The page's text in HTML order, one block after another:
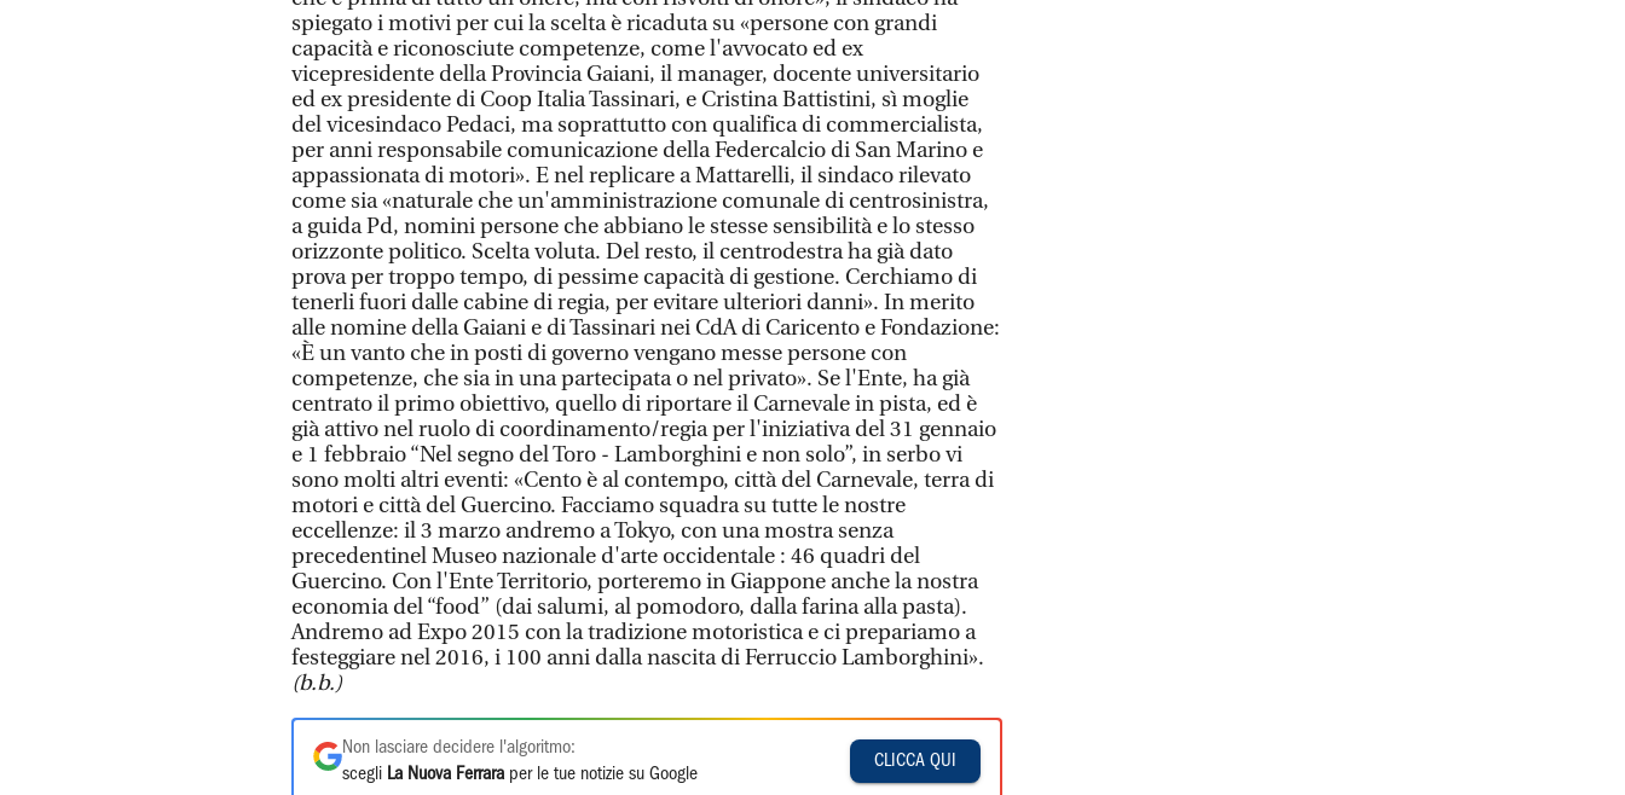
spiegato i motivi per cui la scelta è ricaduta su «persone con grandi
capacità e riconosciute competenze, come l'avvocato ed ex
vicepresidente della Provincia Gaiani, il manager, docente universitario
ed ex presidente di Coop Italia Tassinari, e Cristina Battistini, sì moglie
del vicesindaco Pedaci, ma soprattutto con qualifica di commercialista,
per anni responsabile comunicazione della Federcalcio di San Marino e
appassionata di motori». E nel replicare a Mattarelli, il sindaco rilevato
come sia «naturale che un'amministrazione comunale di centrosinistra,
a guida Pd, nomini persone che abbiano le stesse sensibilità e lo stesso
orizzonte politico. Scelta voluta. Del resto, il centrodestra ha già dato
prova per troppo tempo, di pessime capacità di gestione. Cerchiamo di
tenerli fuori dalle cabine di regia, per evitare ulteriori danni». In merito
alle nomine della Gaiani e di Tassinari nei CdA di Caricento e Fondazione:
«È un vanto che in posti di governo vengano messe persone con
competenze, che sia in una partecipata o nel privato». Se l'Ente, ha già
centrato il primo obiettivo, quello di riportare il Carnevale in pista, ed è
già attivo nel ruolo di coordinamento/regia per l'iniziativa del 31 gennaio
e 1 febbraio “Nel segno del Toro - Lamborghini e non solo”, in serbo vi
sono molti altri eventi: «Cento è al contempo, città del Carnevale, terra di
motori e città del Guercino. Facciamo squadra su tutte le nostre
eccellenze: il 3 marzo andremo a Tokyo, con una mostra senza
precedentinel Museo nazionale d'arte occidentale : 46 quadri del
Guercino. Con l'Ente Territorio, porteremo in Giappone anche la nostra
economia del “food” (dai salumi, al pomodoro, dalla farina alla pasta).
Andremo ad Expo 2015 con la tradizione motoristica e ci prepariamo a
festeggiare nel 2016, i 100 anni dalla nascita di Ferruccio Lamborghini».
(b.b.)
Non lasciare decidere l'algoritmo:
scegli La Nuova Ferrara per le tue notizie su Google
CLICCA QUI